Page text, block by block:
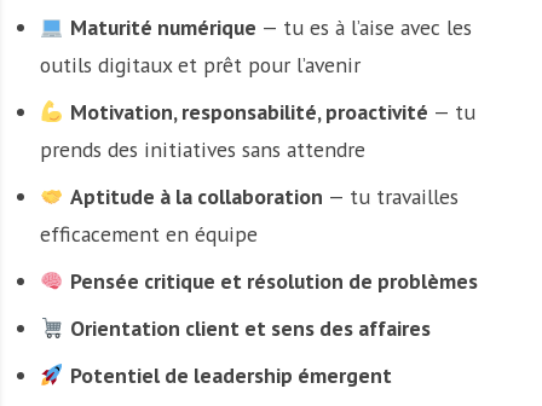
Maturité numérique — tu es à l’aise avec les
outils digitaux et prêt pour l’avenir
Motivation, responsabilité, proactivité — tu
prends des initiatives sans attendre
Aptitude à la collaboration — tu travailles
efficacement en équipe
Pensée critique et résolution de problèmes
Orientation client et sens des affaires
Potentiel de leadership émergent